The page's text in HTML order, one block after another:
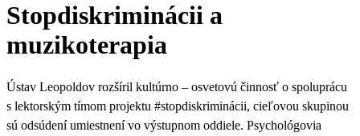
Stopdiskriminácii a
muzikoterapia
Ústav Leopoldov rozšíril kultúrno – osvetovú činnosť o spoluprácu
s lektorským tímom projektu #stopdiskriminácii, cieľovou skupinou
sú odsúdení umiestnení vo výstupnom oddiele. Psychológovia